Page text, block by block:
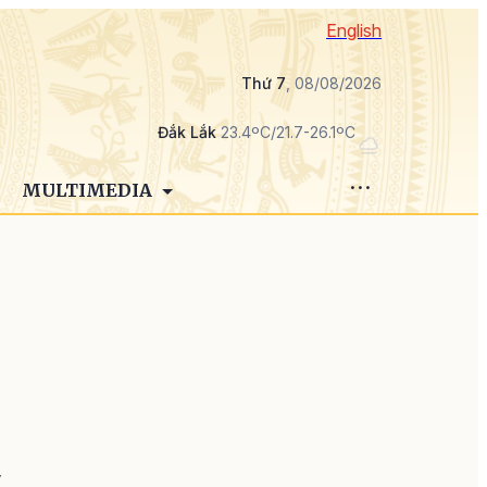
English
Thứ 7, 08/08/2026
Đắk Lắk23.4ºC/21.7-26.1ºC
MULTIMEDIA